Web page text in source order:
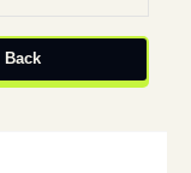
Back